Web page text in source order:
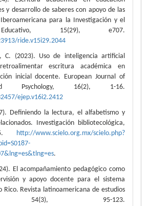
y desarrollo de saberes con apoyo de las
para la Investigación y el
15(29), e707.
ride.v15i29.2044
C. (2023). Uso de inteligencia artificial
escritura académica en
inicial docente. European Journal of
Psychology, 16(2), 1-16.
ejep.v16i2.2412
Definiendo la lectura, el alfabetismo y
Investigación bibliotecológica,
http://www.scielo.org.mx/scielo.php?
.
El acompañamiento pedagógico como
y apoyo docente para el sistema
Rico. Revista latinoamericana de estudios
54(3), 95-123.